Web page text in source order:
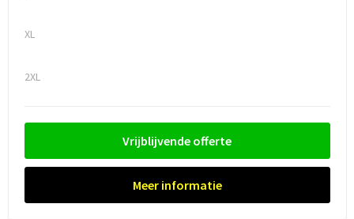
XL
2XL
Vrijblijvende offerte
Meer informatie